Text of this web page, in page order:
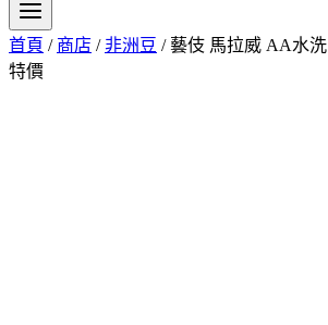
首頁 / 商店 / 非洲豆 / 藝伎 馬拉威 AA水洗
特價